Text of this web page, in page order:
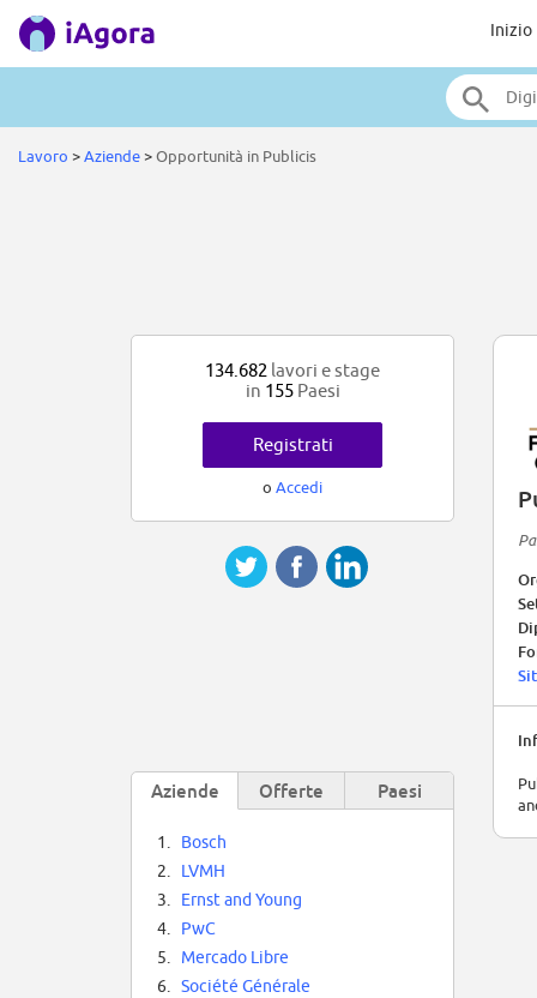
Inizio
Lavoro >Aziende>Opportunità in Publicis
134.682 lavori e stage
in 155Paesi
Registrati
o Accedi
Aziende Offerte Paesi
1.
Bosch
2.
LVMH
3.
Ernst and Young
4.
PwC
5.
Mercado Libre
6.
Société Générale